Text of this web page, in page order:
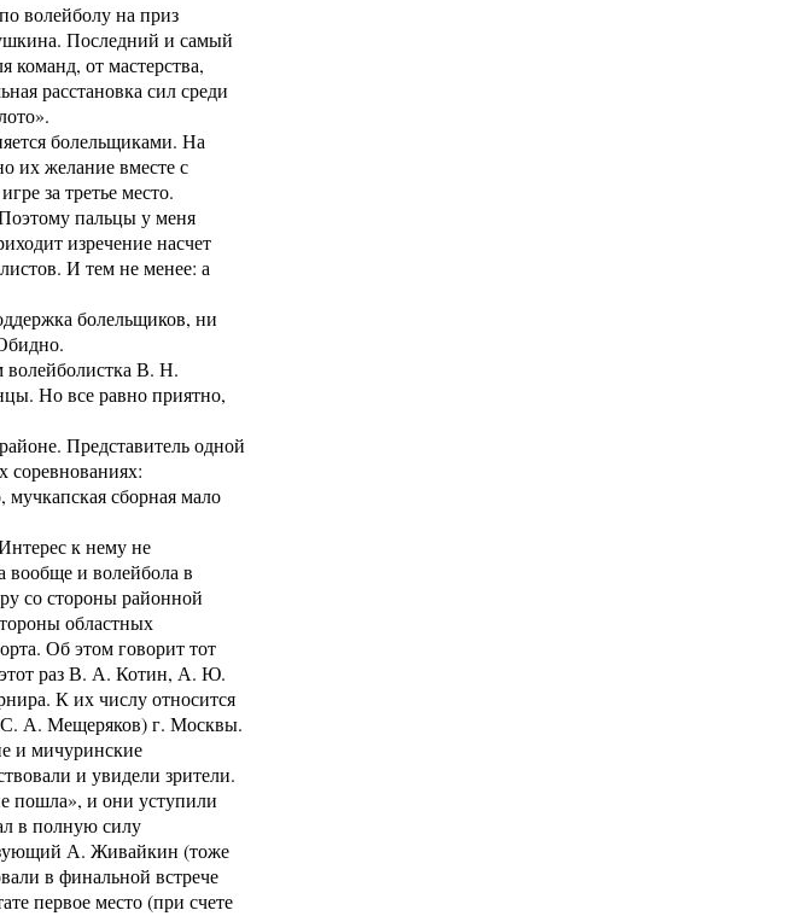
волейболу на приз
Последний и самый
от мастерства,
расстановка сил среди
болельщиками. На
их желание вместе с
за третье место.
пальцы у меня
изречение насчет
И тем не менее: а
болельщиков, ни
В. Н.
Но все равно приятно,
Представитель одной
соревнованиях:
сборная мало
к нему не
вообще и волейбола в
со стороны районной
областных
Об этом говорит тот
раз В. А. Котин, А. Ю.
К их числу относится
А. Мещеряков) г. Москвы.
и мичуринские
и увидели зрители.
пошла», и они уступили
в полную силу
А. Живайкин (тоже
в финальной встрече
первое место (при счете